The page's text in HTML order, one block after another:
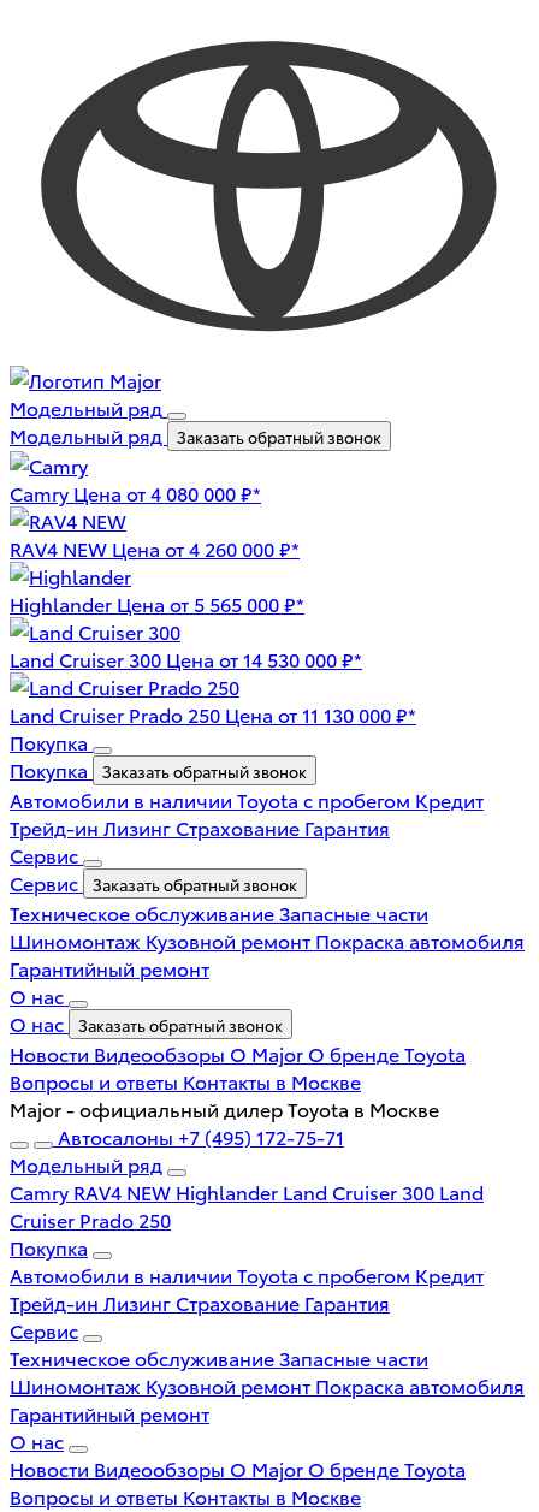
Модельный ряд
Модельный ряд
Заказать обратный звонок
Camry Цена от 4 080 000 ₽*
RAV4 NEW Цена от 4 260 000 ₽*
Highlander Цена от 5 565 000 ₽*
Land Cruiser 300 Цена от 14 530 000 ₽*
Land Cruiser Prado 250 Цена от 11 130 000 ₽*
Покупка
Покупка
Заказать обратный звонок
Автомобили в наличии Toyota с пробегом Кредит
Трейд-ин Лизинг Страхование Гарантия
Сервис
Сервис
Заказать обратный звонок
Техническое обслуживаниеЗапасные части
Шиномонтаж Кузовной ремонт Покраска автомобиля
Гарантийный ремонт
О нас
О нас
Заказать обратный звонок
Новости Видеообзоры О Major О бренде Toyota
Вопросы и ответы Контакты в Москве
Major - официальный дилер Toyota в Москве
Автосалоны +7 (495) 172-75-71
Модельный ряд
Camry RAV4 NEW Highlander Land Cruiser 300 Land
Cruiser Prado 250
Покупка
Автомобили в наличии Toyota с пробегом Кредит
Трейд-ин Лизинг Страхование Гарантия
Сервис
Техническое обслуживаниеЗапасные части
Шиномонтаж Кузовной ремонт Покраска автомобиля
Гарантийный ремонт
О нас
Новости Видеообзоры О Major О бренде Toyota
Вопросы и ответы Контакты в Москве